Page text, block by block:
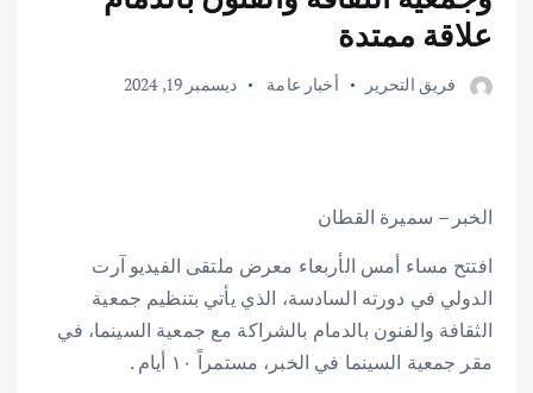
علاقة ممتدة
فريق التحرير أخبار عامة ديسمبر 19, 2024
الخبر – سميرة القطان
افتتح مساء أمس الأربعاء معرض ملتقى الفيديو آرت
الدولي في دورته السادسة، الذي يأتي بتنظيم جمعية
الثقافة والفنون بالدمام بالشراكة مع جمعية السينما، في
مقر جمعية السينما في الخبر، مستمراً ١٠ أيام .